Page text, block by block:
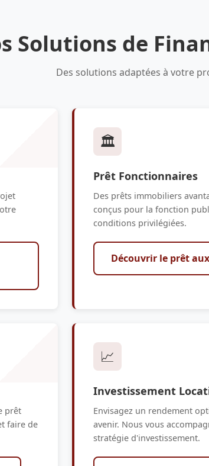
Solutions de
Des solutions adaptées à votre
🏛️
Prêt Fonctionnaires
Des prêts immobiliers
conçus pour la fonction
conditions privilégiées.
Découvrir le prêt
prêt
faire de
📈
Investissement
Envisagez un rendement
avenir. Nous vous
stratégie d'investissement.